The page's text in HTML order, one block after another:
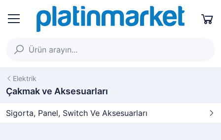
Elektrik
Çakmak ve Aksesuarları
Sigorta, Panel, Switch Ve Aksesuarları